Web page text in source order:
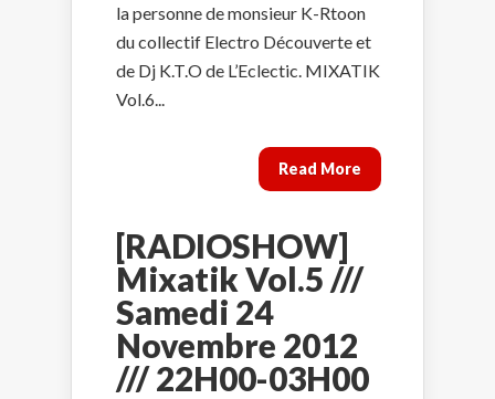
la personne de monsieur K-Rtoon
du collectif Electro Découverte et
de Dj K.T.O de L’Eclectic. MIXATIK
Vol.6...
Read More
[RADIOSHOW]
Mixatik Vol.5 ///
Samedi 24
Novembre 2012
/// 22H00-03H00